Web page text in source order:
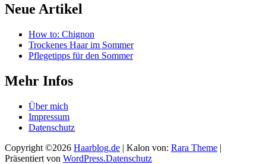
Neue Artikel
How to: Chignon
Trockenes Haar im Sommer
Pflegetipps für den Sommer
Mehr Infos
Über mich
Impressum
Datenschutz
Copyright ©2026 Haarblog.de | Kalon von: Rara Theme |
Präsentiert von WordPress.Datenschutz